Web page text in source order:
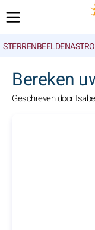
STERRENBEELDEN
Bereken
Geschreven door